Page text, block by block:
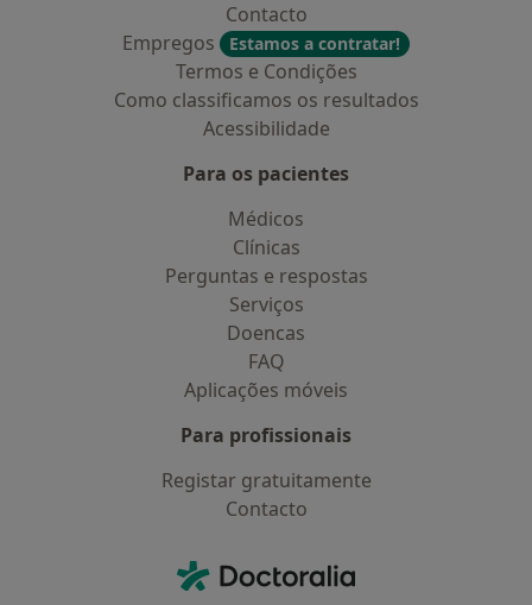
Contacto
Empregos
Estamos a contratar!
Termos e Condições
Como classificamos os resultados
Acessibilidade
Para os pacientes
Médicos
Clínicas
Perguntas e respostas
Serviços
Doencas
FAQ
Aplicações móveis
Para profissionais
Registar gratuitamente
Contacto
Doctoralia - Homepage